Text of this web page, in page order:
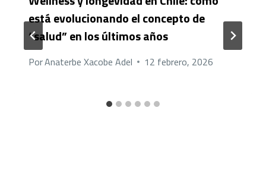
está evolucionando el concepto de
“salud” en los últimos años
PorAnaterbe Xacobe Adel 12 febrero, 2026